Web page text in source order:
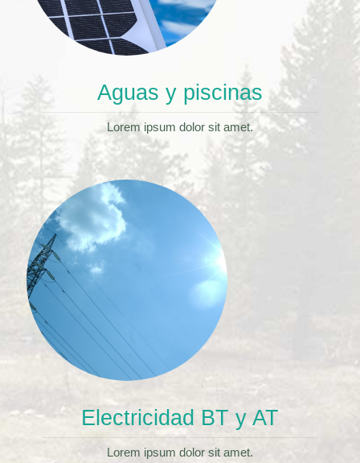
Aguas y piscinas
Lorem ipsum dolor sit amet.
Electricidad BT y AT
Lorem ipsum dolor sit amet.